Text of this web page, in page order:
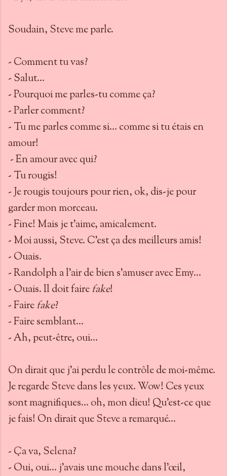
Soudain, Steveme parle.
- Comment tu vas?
- Salut…
- Pourquoi me parles-tu comme ça?
- Parler comment?
- Tu me parles comme si… comme si tu étais en
amour!
- En amour avec qui?
- Tu rougis!
- Je rougis toujours pour rien, ok, dis-je pour
garder mon morceau.
- Fine! Mais je t’aime, amicalement.
- Moi aussi, Steve. C’est ça des meilleurs amis!
- Ouais.
- Randolph a l’air de bien s’amuser avec Emy…
- Ouais. Il doit fairefake!
- Fairefake?
- Faire semblant…
- Ah, peut-être, oui…
On dirait que j’ai perdu le contrôle de moi-même.
Je regardeStevedans les yeux. Wow! Ces yeux
sont magnifiques… oh, mon dieu! Qu’est-ce que
je fais! On dirait queStevea remarqué…
- Ça va, Selena?
- Oui, oui… j’avais une mouche dans l’œil,